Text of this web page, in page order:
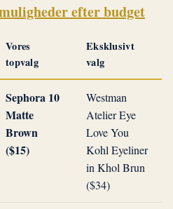
efter budget
Vores
topvalg
Eksklusivt
valg
Sephora 10
Matte
Brown
($15)
Westman
Atelier Eye
Love You
Kohl Eyeliner
in Khol Brun
($34)